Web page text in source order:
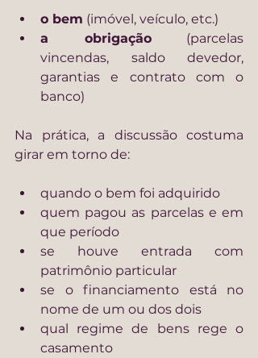
o bem (imóvel, veículo, etc.)
a obrigação (parcelas
vincendas, saldo devedor,
garantias e contrato com o
banco)
Na prática, a discussão costuma
girar em torno de:
quando o bem foi adquirido
quem pagou as parcelas e em
que período
se houve entrada com
patrimônio particular
se o financiamento está no
nome de um ou dos dois
qual regime de bens rege o
casamento